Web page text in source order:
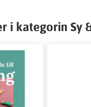
i kategorin Sy